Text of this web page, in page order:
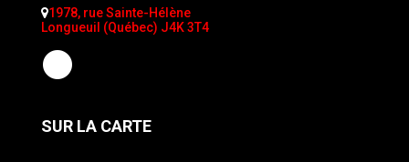
1978, rue Sainte-Hélène
Longueuil (Québec) J4K 3T4
SUR LA CARTE